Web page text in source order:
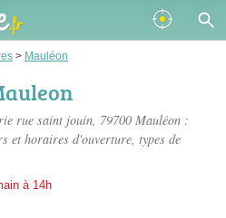
> Mauléon
rue saint jouin, 79700 Mauléon :
et horaires d'ouverture, types de
à 14h